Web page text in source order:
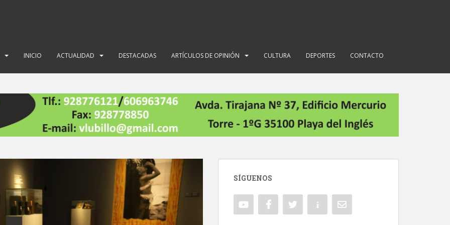
INICIO ACTUALIDAD DESTACADAS ARTÍCULOS DE OPINIÓN CULTURA DEPORTES CONTACTO
SÍGUENOS